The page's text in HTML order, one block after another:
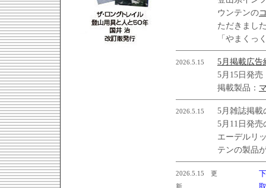
ウンテンの
ただきまし
「やまくっ
2026.5.15
5月掲載広告
5月15日発
掲載製品：
2026.5.15
5月雑誌掲載
5月11日発
エーデルリ
テンの製品
2026.5.15 更
新